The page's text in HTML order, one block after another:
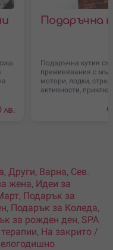
лв.
Подаръчна
Подаръчна кутия
преживявания с
мотори, лодки,
активности,
, Други, Варна, Сев.
жена, Идеи за
, Подарък за
, Подарък за Коледа,
за рожден ден, SPA
, На закрито /